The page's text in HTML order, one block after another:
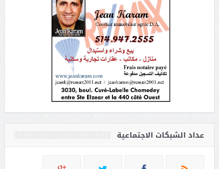
عداد الشبكات الاجتماعية